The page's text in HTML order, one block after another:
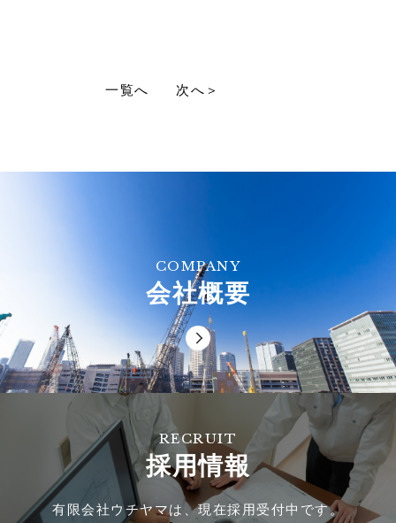
一覧へ 次へ＞
COMPANY
会社概要
RECRUIT
採用情報
有限会社ウチヤマは、現在採用受付中です。